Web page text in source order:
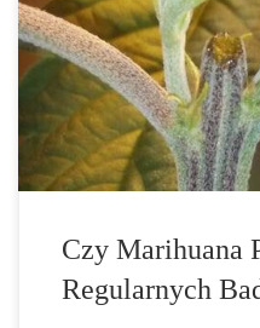
lekarskiej. Testy na obecność
metabolitu THC w organizmie.
zwykłe badanie krwi zlecone
narkotyków, chyba że uzna
spowodowanych […]
Czy Marihuana
Regularnych